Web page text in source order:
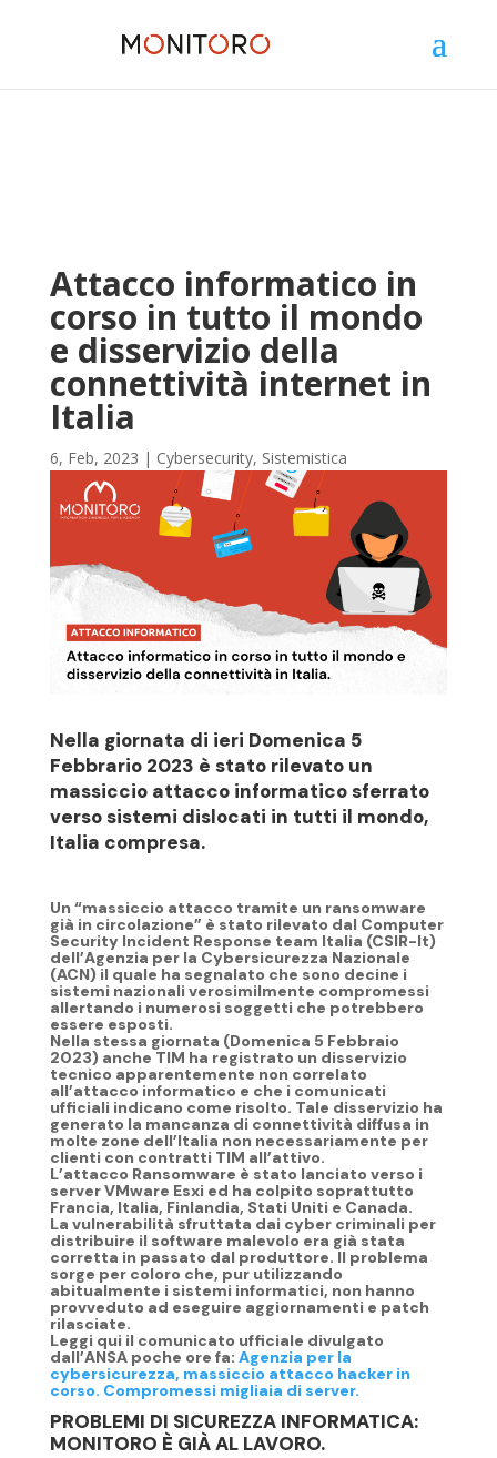
Attacco informatico in
corso in tutto il mondo
e disservizio della
connettività internet in
Italia
6, Feb, 2023 | Cybersecurity, Sistemistica
Nella giornata di ieri Domenica 5
Febbrario 2023 è stato rilevato un
massiccio attacco informatico sferrato
verso sistemi dislocati in tutti il mondo,
Italia compresa.
Un “massiccio attacco tramite un ransomware
già in circolazione” è stato rilevato dal Computer
Security Incident Response team Italia (CSIR-It)
dell’Agenzia per la Cybersicurezza Nazionale
(ACN) il quale ha segnalato che sono decine i
sistemi nazionali verosimilmente compromessi
allertando i numerosi soggetti che potrebbero
essere esposti.
Nella stessa giornata (Domenica 5 Febbraio
2023) anche TIM ha registrato un disservizio
tecnico apparentemente non correlato
all’attacco informatico e che i comunicati
ufficiali indicano come risolto. Tale disservizio ha
generato la mancanza di connettività diffusa in
molte zone dell’Italia non necessariamente per
clienti con contratti TIM all’attivo.
L’attacco Ransomware è stato lanciato verso i
server VMware Esxi ed ha colpito soprattutto
Francia, Italia, Finlandia, Stati Uniti e Canada.
La vulnerabilità sfruttata dai cyber criminali per
distribuire il software malevolo era già stata
corretta in passato dal produttore. Il problema
sorge per coloro che, pur utilizzando
abitualmente i sistemi informatici, non hanno
provveduto ad eseguire aggiornamenti e patch
rilasciate.
Leggi qui il comunicato ufficiale divulgato
dall’ANSA poche ore fa: Agenzia per la
cybersicurezza, massiccio attacco hacker in
corso. Compromessi migliaia di server.
PROBLEMI DI SICUREZZA INFORMATICA:
MONITORO È GIÀ AL LAVORO.